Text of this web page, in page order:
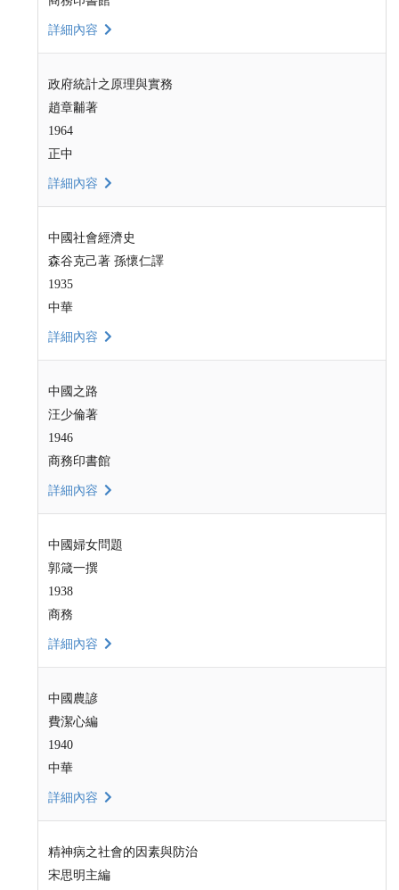
詳細內容
政府統計之原理與實務
趙章黼著
1964
正中
詳細內容
中國社會經濟史
森谷克己著 孫懷仁譯
1935
中華
詳細內容
中國之路
汪少倫著
1946
商務印書館
詳細內容
中國婦女問題
郭箴一撰
1938
商務
詳細內容
中國農諺
費潔心編
1940
中華
詳細內容
精神病之社會的因素與防治
宋思明主編